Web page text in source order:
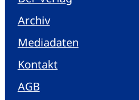
Archiv
Mediadaten
Kontakt
AGB